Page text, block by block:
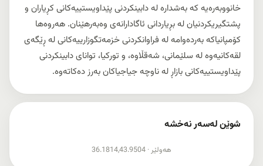
خانووبەرەیە کە بەشدارە لە دابینکردنی پێداویستییەکانی کڕیاران و
پشتگیریکردنیان لە بڕیاردانی ئاگادارانەی وەبەرهێنان. هەروەها
کۆمپانیاکە بەردەوامە لە فراوانکردنی خزمەتگوزارییەکانی لە ڕێگەی
لقەکانیەوە لە سلێمانی، شەقڵاوە، و تورکیا، توانای دابینکردنی
پێداویستییەکانی بازاڕ لە ناوچە جیاجیاکان بەرز دەکاتەوە.
شوێن لەسەر نەخشە
نیشاندانی نەخشەهەولێر · 36.1814,43.9504